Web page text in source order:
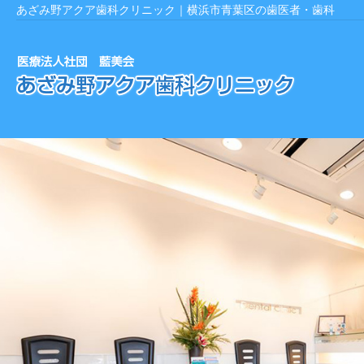
あざみ野アクア歯科クリニック｜横浜市青葉区の歯医者・歯科